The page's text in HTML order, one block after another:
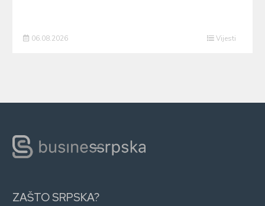
06.08.2026 Vijesti
ZAŠTO SRPSKA?